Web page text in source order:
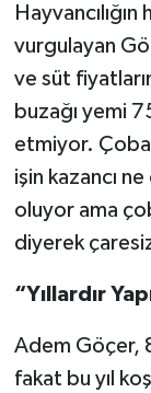
vurgulayan
ve süt
buzağı yemi
etmiyor.
işin kazancı
oluyor ama
diyerek
“Yıllardır
Adem Göçer,
fakat bu yıl